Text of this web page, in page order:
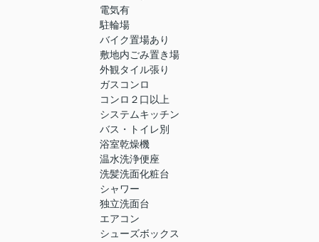
電気有
駐輪場
バイク置場あり
敷地内ごみ置き場
外観タイル張り
ガスコンロ
コンロ２口以上
システムキッチン
バス・トイレ別
浴室乾燥機
温水洗浄便座
洗髪洗面化粧台
シャワー
独立洗面台
エアコン
シューズボックス